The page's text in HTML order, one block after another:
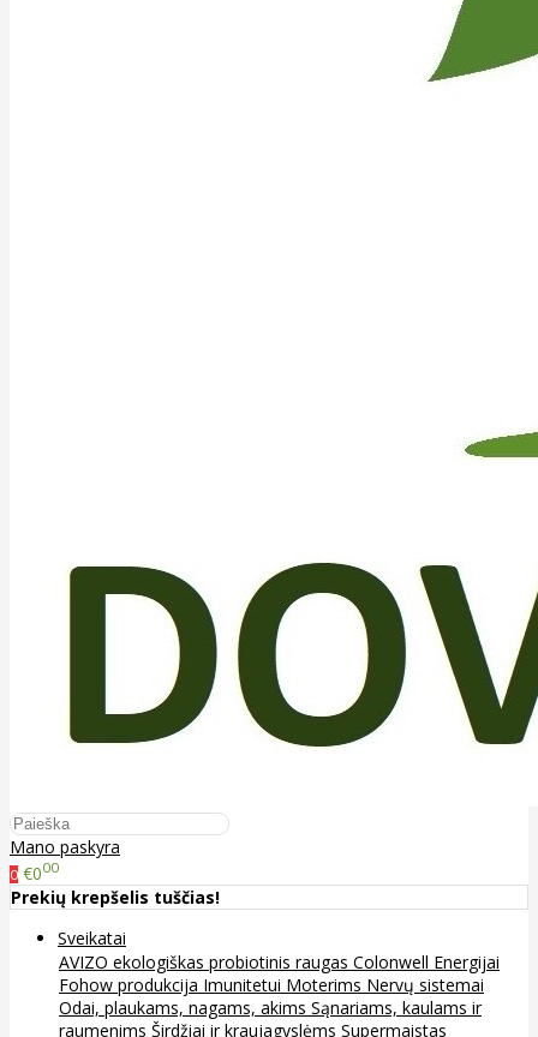
Mano paskyra
0 €000
Prekių krepšelis tuščias!
Sveikatai
AVIZO ekologiškas probiotinis raugas Colonwell Energijai
Fohow produkcija Imunitetui Moterims Nervų sistemai
Odai, plaukams, nagams, akims Sąnariams, kaulams ir
raumenims Širdžiai ir kraujagyslėms Supermaistas